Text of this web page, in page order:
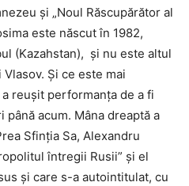
și „Noul Răscupărător al
este născut în 1982,
(Kazahstan), și nu este altul
Și ce este mai
reușit performanța de a fi
acum. Mâna dreaptă a
Sfinția Sa, Alexandru
întregii Rusii” și el
și care s-a autointitulat, cu